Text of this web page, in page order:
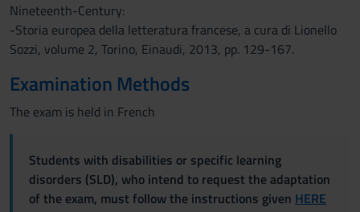
Nineteenth-Century:
-Storia europea della letteratura francese, a cura di Lionello
Sozzi, volume 2, Torino, Einaudi, 2013, pp. 129-167.
Examination Methods
The exam is held in French
Students with disabilities or specific learning
disorders (SLD), who intend to request the adaptation
of the exam, must follow the instructions given HERE